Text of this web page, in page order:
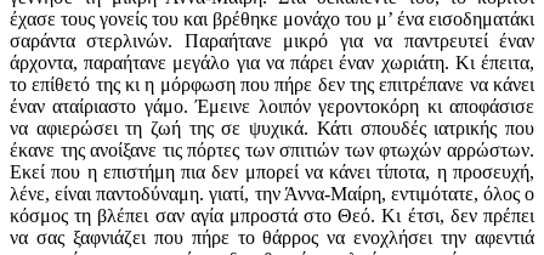
έχασε τους γονείς του και βρέθηκε μονάχο του μ’ ένα εισοδηματάκι
σαράντα στερλινών. Παραήτανε μικρό για να παντρευτεί έναν
άρχοντα, παραήτανε μεγάλο για να πάρει έναν χωριάτη. Κι έπειτα,
το επίθετό της κι η μόρφωση που πήρε δεν της επιτρέπανε να κάνει
έναν αταίριαστο γάμο. Έμεινε λοιπόν γεροντοκόρη κι αποφάσισε
να αφιερώσει τη ζωή της σε ψυχικά. Κάτι σπουδές ιατρικής που
έκανε της ανοίξανε τις πόρτες των σπιτιών των φτωχών αρρώστων.
Εκεί που η επιστήμη πια δεν μπορεί να κάνει τίποτα, η προσευχή,
λένε, είναι παντοδύναμη. γιατί, την Άννα-Μαίρη, εντιμότατε, όλος ο
κόσμος τη βλέπει σαν αγία μπροστά στο Θεό. Κι έτσι, δεν πρέπει
να σας ξαφνιάζει που πήρε το θάρρος να ενοχλήσει την αφεντιά